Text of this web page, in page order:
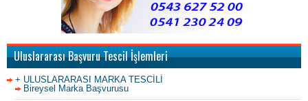
Uluslararası Başvuru Tescil İşlemleri
+ ULUSLARARASI MARKA TESCİLİ
Bireysel Marka Başvurusu